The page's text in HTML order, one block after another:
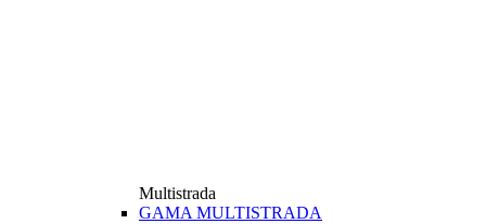
Multistrada
GAMA MULTISTRADA